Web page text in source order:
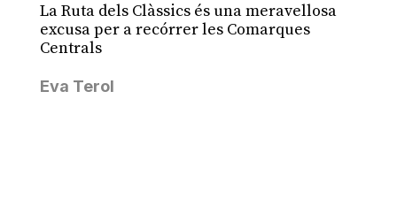
La Ruta dels Clàssics és una meravellosa
excusa per a recórrer les Comarques
Centrals
Eva Terol